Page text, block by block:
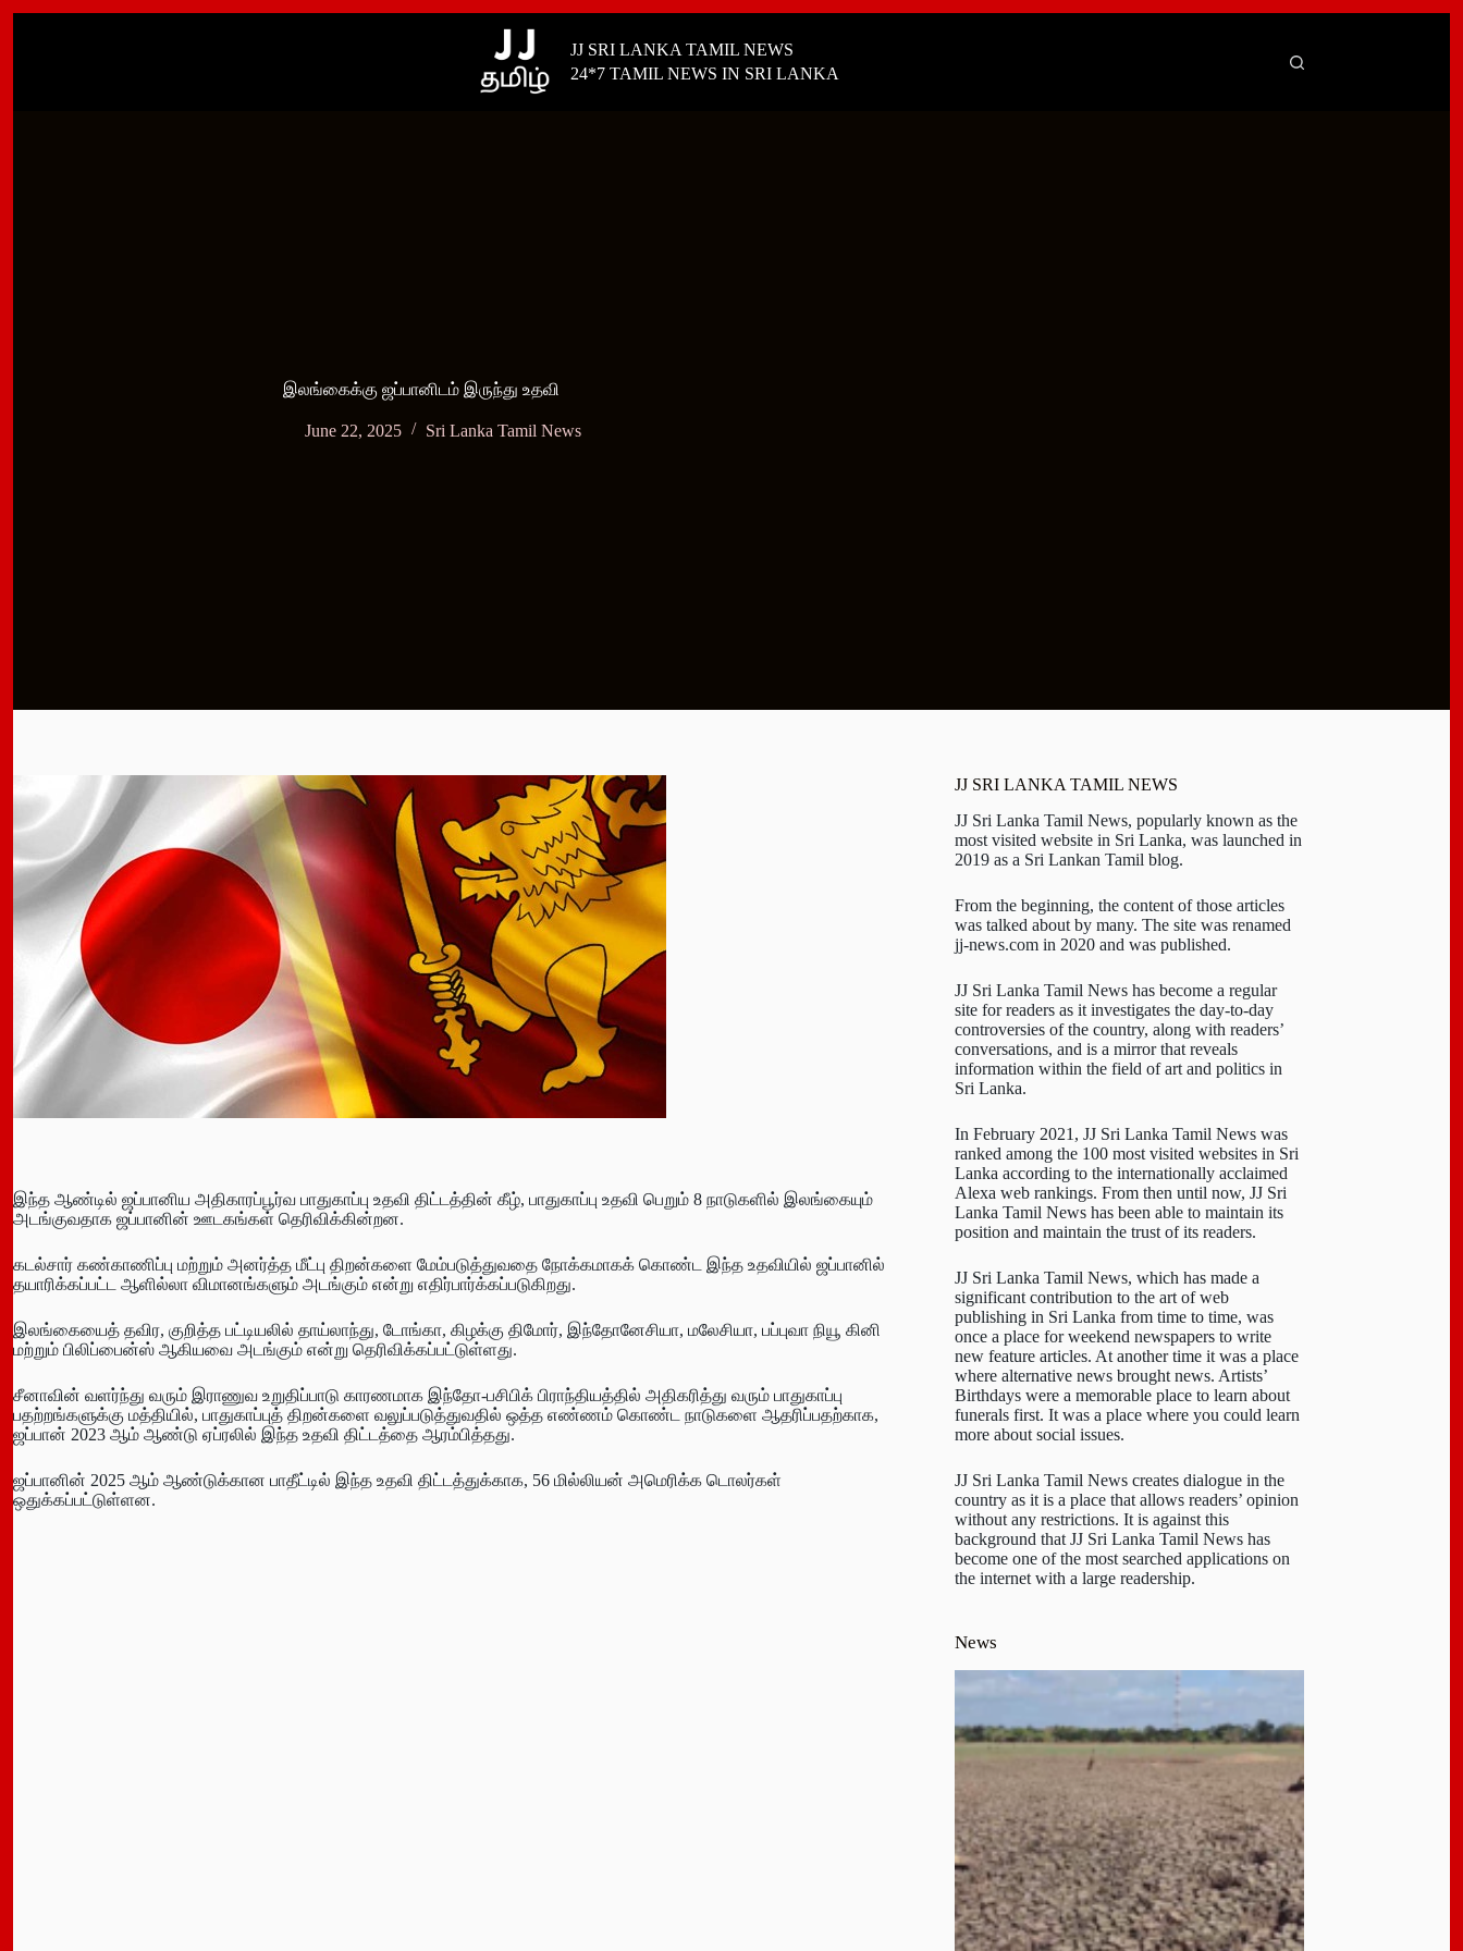
JJ SRI LANKA TAMIL NEWS
24*7 TAMIL NEWS IN SRI LANKA
இலங்கைக்கு ஜப்பானிடம் இருந்து உதவி
June 22, 2025 Sri Lanka Tamil News
இந்த ஆண்டில் ஜப்பானிய அதிகாரப்பூர்வ பாதுகாப்பு உதவி திட்டத்தின் கீழ், பாதுகாப்பு உதவி பெறும் 8 நாடுகளில் இலங்கையும்
அடங்குவதாக ஜப்பானின் ஊடகங்கள் தெரிவிக்கின்றன.
கடல்சார் கண்காணிப்பு மற்றும் அனர்த்த மீட்பு திறன்களை மேம்படுத்துவதை நோக்கமாகக் கொண்ட இந்த உதவியில் ஜப்பானில்
தயாரிக்கப்பட்ட ஆளில்லா விமானங்களும் அடங்கும் என்று எதிர்பார்க்கப்படுகிறது.
இலங்கையைத் தவிர, குறித்த பட்டியலில் தாய்லாந்து, டோங்கா, கிழக்கு திமோர், இந்தோனேசியா, மலேசியா, பப்புவா நியூ கினி
மற்றும் பிலிப்பைன்ஸ் ஆகியவை அடங்கும் என்று தெரிவிக்கப்பட்டுள்ளது.
சீனாவின் வளர்ந்து வரும் இராணுவ உறுதிப்பாடு காரணமாக இந்தோ-பசிபிக் பிராந்தியத்தில் அதிகரித்து வரும் பாதுகாப்பு
பதற்றங்களுக்கு மத்தியில், பாதுகாப்புத் திறன்களை வலுப்படுத்துவதில் ஒத்த எண்ணம் கொண்ட நாடுகளை ஆதரிப்பதற்காக,
ஜப்பான் 2023 ஆம் ஆண்டு ஏப்ரலில் இந்த உதவி திட்டத்தை ஆரம்பித்தது.
ஜப்பானின் 2025 ஆம் ஆண்டுக்கான பாதீட்டில் இந்த உதவி திட்டத்துக்காக, 56 மில்லியன் அமெரிக்க டொலர்கள்
ஒதுக்கப்பட்டுள்ளன.
JJ SRI LANKA TAMIL NEWS
JJ Sri Lanka Tamil News, popularly known as the
most visited website in Sri Lanka, was launched in
2019 as a Sri Lankan Tamil blog.
From the beginning, the content of those articles
was talked about by many. The site was renamed
jj-news.com in 2020 and was published.
JJ Sri Lanka Tamil News has become a regular
site for readers as it investigates the day-to-day
controversies of the country, along with readers’
conversations, and is a mirror that reveals
information within the field of art and politics in
Sri Lanka.
In February 2021, JJ Sri Lanka Tamil News was
ranked among the 100 most visited websites in Sri
Lanka according to the internationally acclaimed
Alexa web rankings. From then until now, JJ Sri
Lanka Tamil News has been able to maintain its
position and maintain the trust of its readers.
JJ Sri Lanka Tamil News, which has made a
significant contribution to the art of web
publishing in Sri Lanka from time to time, was
once a place for weekend newspapers to write
new feature articles. At another time it was a place
where alternative news brought news. Artists’
Birthdays were a memorable place to learn about
funerals first. It was a place where you could learn
more about social issues.
JJ Sri Lanka Tamil News creates dialogue in the
country as it is a place that allows readers’ opinion
without any restrictions. It is against this
background that JJ Sri Lanka Tamil News has
become one of the most searched applications on
the internet with a large readership.
News